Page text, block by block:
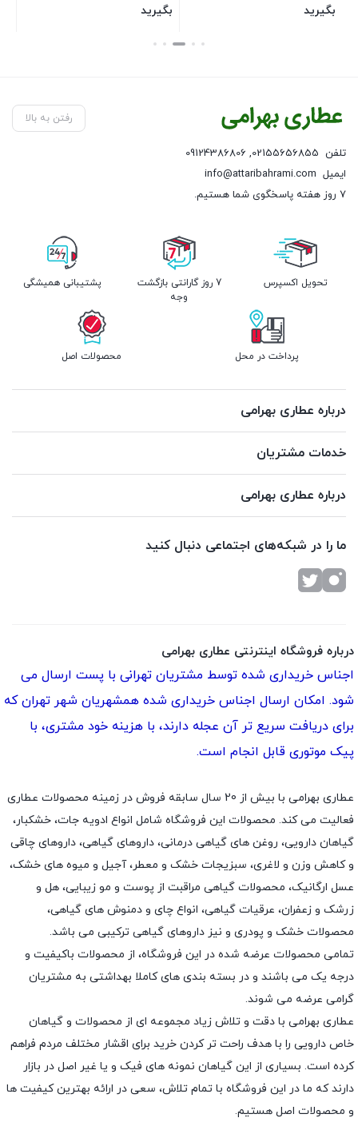
بگیرید
بگیرید
بستن
رفتن به بالا
تلفن 02155656855
,
09124386806
ایمیل info@attaribahrami.com
۷ روز هفته پاسخگوی شما هستیم.
تحویل اکسپرس
7 روز گارانتی بازگشت
وجه
پشتیبانی همیشگی
پرداخت در محل محصولات اصل
درباره عطاری بهرامی
خدمات مشتریان
درباره عطاری بهرامی
ما را در شبکه‌های اجتماعی دنبال کنید
درباره فروشگاه اینترنتی عطاری بهرامی
اجناس خریداری شده توسط مشتریان تهرانی با پست ارسال می
شود. امکان ارسال اجناس خریداری شده همشهریان شهر تهران که
برای دریافت سریع تر آن عجله دارند، با هزینه خود مشتری، با
پیک موتوری قابل انجام است.
عطاری بهرامی با بیش از 20 سال سابقه فروش در زمینه محصولات عطاری
فعالیت می کند. محصولات این فروشگاه شامل انواع ادویه جات، خشکبار،
گیاهان دارویی، روغن های گیاهی درمانی، داروهای گیاهی، داروهای چاقی
و کاهش وزن و لاغری، سبزیجات خشک و معطر، آجیل و میوه های خشک،
عسل ارگانیک، محصولات گیاهی مراقبت از پوست و مو زیبایی، هل و
زرشک و زعفران، عرقیات گیاهی، انواع چای و دمنوش های گیاهی،
محصولات خشک و پودری و نیز داروهای گیاهی ترکیبی می باشد.
تمامی محصولات عرضه شده در این فروشگاه، از محصولات باکیفیت و
درجه یک می باشند و در بسته بندی های کاملا بهداشتی به مشتریان
گرامی عرضه می شوند.
عطاری بهرامی با دقت و تلاش زیاد مجموعه ای از محصولات و گیاهان
خاص دارویی را با هدف راحت تر کردن خرید برای اقشار مختلف مردم فراهم
کرده است. بسیاری از این گیاهان نمونه های فیک و یا غیر اصل در بازار
دارند که ما در این فروشگاه با تمام تلاش، سعی در ارائه بهترین کیفیت ها
و محصولات اصل هستیم.